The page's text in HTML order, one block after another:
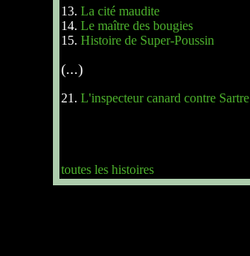
13. La cité maudite
14. Le maître des bougies
15. Histoire de Super-Poussin
(...)
21. L'inspecteur canard contre Sartre
toutes les histoires